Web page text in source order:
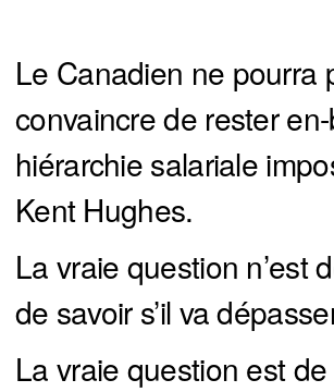
Le Canadien ne pourra
convaincre de rester
hiérarchie salariale
Kent Hughes.
La vraie question n’est
de savoir s’il va
La vraie question est